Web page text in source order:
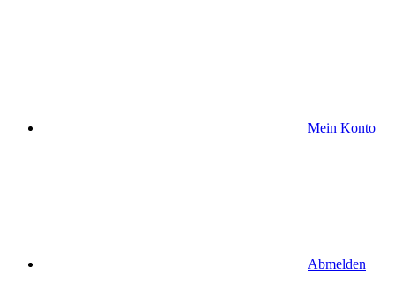
Mein Konto
Abmelden